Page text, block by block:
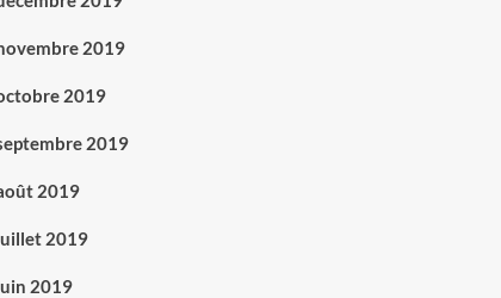
2019
2019
2019
2019
2019
2019